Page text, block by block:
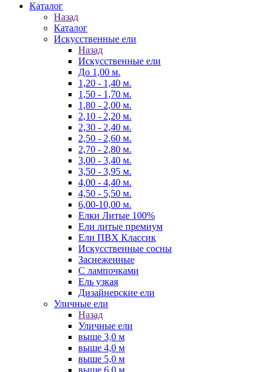
Каталог
Назад
Каталог
Искусственные ели
Назад
Искусственные ели
До 1,00 м.
1,20 - 1,40 м.
1,50 - 1,70 м.
1,80 - 2,00 м.
2,10 - 2,20 м.
2,30 - 2,40 м.
2,50 - 2,60 м.
2,70 - 2,80 м.
3,00 - 3,40 м.
3,50 - 3,95 м.
4,00 - 4,40 м.
4,50 - 5,50 м.
6,00-10,00 м.
Елки Литые 100%
Ели литые премиум
Ели ПВХ Классик
Искусственные сосны
Заснеженные
С лампочками
Ель узкая
Дизайнерские ели
Уличные ели
Назад
Уличные ели
выше 3,0 м
выше 4,0 м
выше 5,0 м
выше 6,0 м